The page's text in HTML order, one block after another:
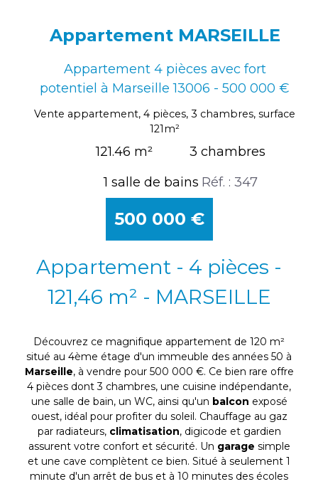
Appartement MARSEILLE
Appartement 4 pièces avec fort
potentiel à Marseille 13006 - 500 000 €
Vente appartement, 4 pièces, 3 chambres, surface
121m²
121.46 m²
3 chambres
1 salle de bains Réf. : 347
500 000 €
Appartement - 4 pièces -
121,46 m² - MARSEILLE
Découvrez ce magnifique appartement de 120 m²
situé au 4ème étage d'un immeuble des années 50 à
Marseille, à vendre pour 500 000 €. Ce bien rare offre
4 pièces dont 3 chambres, une cuisine indépendante,
une salle de bain, un WC, ainsi qu'un balcon exposé
ouest, idéal pour profiter du soleil. Chauffage au gaz
par radiateurs, climatisation, digicode et gardien
assurent votre confort et sécurité. Un garage simple
et une cave complètent ce bien. Situé à seulement 1
minute d'un arrêt de bus et à 10 minutes des écoles